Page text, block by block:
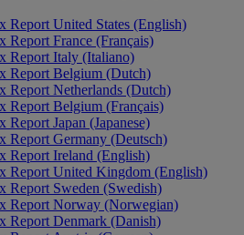
United States (English)
France (Français)
Italy (Italiano)
Belgium (Dutch)
Netherlands (Dutch)
Belgium (Français)
Japan (Japanese)
Germany (Deutsch)
Ireland (English)
United Kingdom (English)
Sweden (Swedish)
Norway (Norwegian)
Denmark (Danish)